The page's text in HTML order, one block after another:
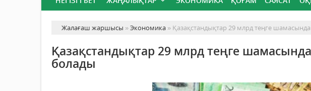
Жалағаш жаршысы »Экономика » Қазақстандықтар 29 млрд теңге
Қазақстандықтар 29 млрд теңге
болады